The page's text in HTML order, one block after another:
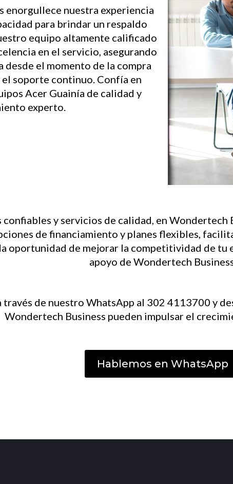
enorgullece nuestra experiencia
para brindar un respaldo
equipo altamente calificado
en el servicio, asegurando
el momento de la compra
soporte continuo. Confía en
Acer Guainía de calidad y
experto.
y servicios de calidad, en Wondertech
de financiamiento y planes flexibles,
oportunidad de mejorar la competitividad de tu
apoyo de Wondertech
través de nuestro WhatsApp al 302 4113700 y
Wondertech Business pueden impulsar el
Hablemos en WhatsApp